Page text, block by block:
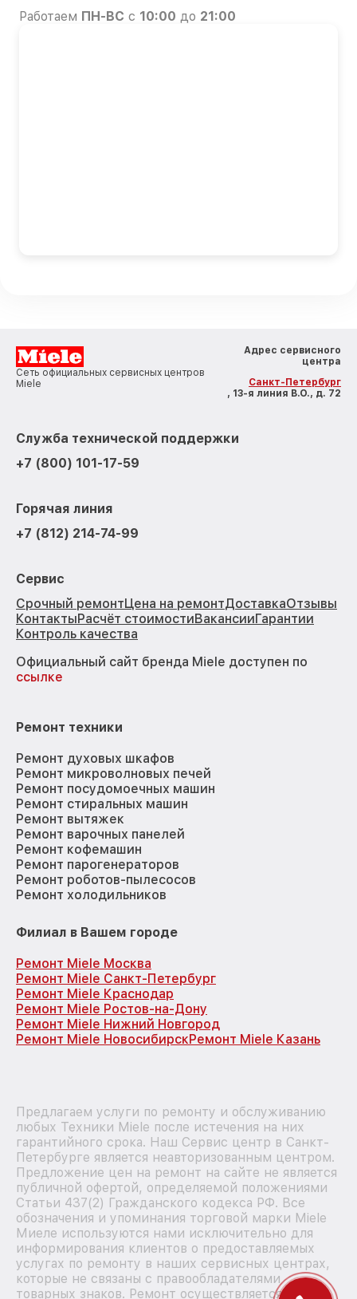
Работаем ПН-ВС с 10:00 до 21:00
Сеть официальных сервисных центров
Miele
Адрес сервисного
центра
Санкт-Петербург
, 13-я линия В.О., д. 72
Служба технической поддержки
+7 (800) 101-17-59
Горячая линия
+7 (812) 214-74-99
Сервис
Срочный ремонтЦена на ремонтДоставкаОтзывы
КонтактыРасчёт стоимостиВакансииГарантии
Контроль качества
Официальный сайт бренда Miele доступен по
ссылке
Ремонт техники
Ремонт духовых шкафов
Ремонт микроволновых печей
Ремонт посудомоечных машин
Ремонт стиральных машин
Ремонт вытяжек
Ремонт варочных панелей
Ремонт кофемашин
Ремонт парогенераторов
Ремонт роботов-пылесосов
Ремонт холодильников
Филиал в Вашем городе
Ремонт Miele Москва
Ремонт Miele Санкт-Петербург
Ремонт Miele Краснодар
Ремонт Miele Ростов-на-Дону
Ремонт Miele Нижний Новгород
Ремонт Miele НовосибирскРемонт Miele Казань
Предлагаем услуги по ремонту и обслуживанию
любых Техники Miele после истечения на них
гарантийного срока. Наш Сервис центр в Санкт-
Петербурге является неавторизованным центром.
Предложение цен на ремонт на сайте не является
публичной офертой, определяемой положениями
Статьи 437(2) Гражданского кодекса РФ. Все
обозначения и упоминания торговой марки Miele
Миеле используются нами исключительно для
информирования клиентов о предоставляемых
услугах по ремонту в наших сервисных центрах,
которые не связаны с правообладателями
товарных знаков. Ремонт осуществляется для